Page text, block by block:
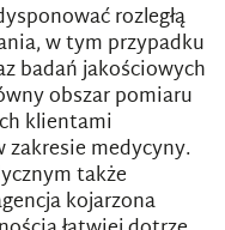
rozległą
w tym przypadku
badań jakościowych
obszar pomiaru
klientami
medycyny.
także
kojarzona